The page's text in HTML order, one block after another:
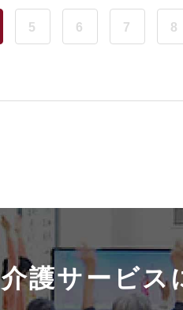
5 6 7 8
介護サービス